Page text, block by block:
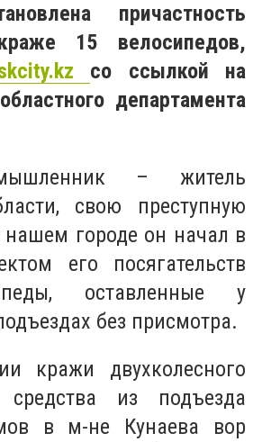
причастность
15 велосипедов,
.kz со ссылкой на
департамента
– житель
свою преступную
нашем городе он начал в
его посягательств
оставленные у
без присмотра.
кражи двухколесного
средства из подъезда
в м-не Кунаева вор